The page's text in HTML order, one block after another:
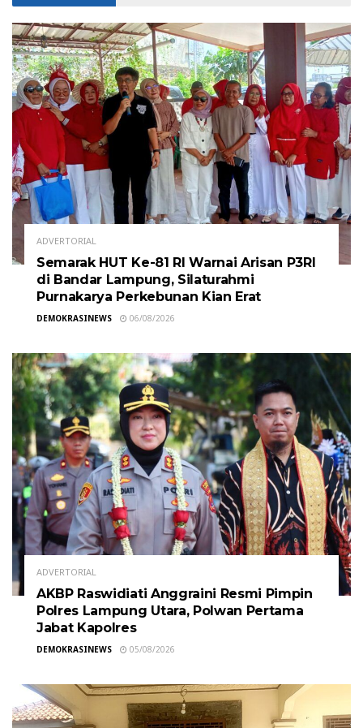
ADVERTORIAL
Semarak HUT Ke-81 RI Warnai Arisan P3RI
di Bandar Lampung, Silaturahmi
Purnakarya Perkebunan Kian Erat
DEMOKRASINEWS 06/08/2026
ADVERTORIAL
AKBP Raswidiati Anggraini Resmi Pimpin
Polres Lampung Utara, Polwan Pertama
Jabat Kapolres
DEMOKRASINEWS 05/08/2026